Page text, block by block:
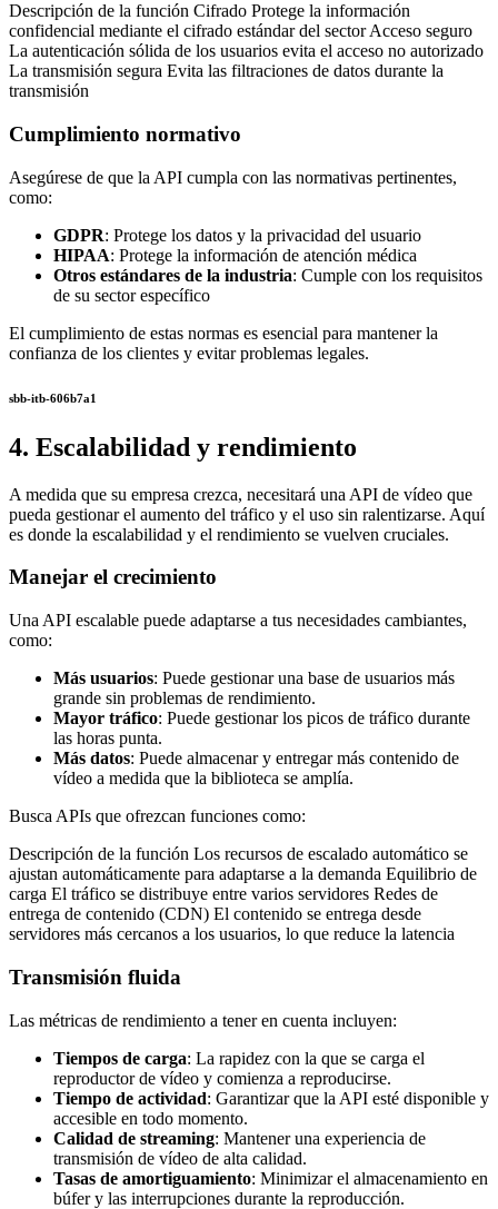
Descripción de la función Cifrado Protege la información
confidencial mediante el cifrado estándar del sector Acceso seguro
La autenticación sólida de los usuarios evita el acceso no autorizado
La transmisión segura Evita las filtraciones de datos durante la
transmisión
Cumplimiento normativo
Asegúrese de que la API cumpla con las normativas pertinentes,
como:
GDPR: Protege los datos y la privacidad del usuario
HIPAA: Protege la información de atención médica
Otros estándares de la industria: Cumple con los requisitos
de su sector específico
El cumplimiento de estas normas es esencial para mantener la
confianza de los clientes y evitar problemas legales.
sbb-itb-606b7a1
4. Escalabilidad y rendimiento
A medida que su empresa crezca, necesitará una API de vídeo que
pueda gestionar el aumento del tráfico y el uso sin ralentizarse. Aquí
es donde la escalabilidad y el rendimiento se vuelven cruciales.
Manejar el crecimiento
Una API escalable puede adaptarse a tus necesidades cambiantes,
como:
Más usuarios: Puede gestionar una base de usuarios más
grande sin problemas de rendimiento.
Mayor tráfico: Puede gestionar los picos de tráfico durante
las horas punta.
Más datos: Puede almacenar y entregar más contenido de
vídeo a medida que la biblioteca se amplía.
Busca APIs que ofrezcan funciones como:
Descripción de la función Los recursos de escalado automático se
ajustan automáticamente para adaptarse a la demanda Equilibrio de
carga El tráfico se distribuye entre varios servidores Redes de
entrega de contenido (CDN) El contenido se entrega desde
servidores más cercanos a los usuarios, lo que reduce la latencia
Transmisión fluida
Las métricas de rendimiento a tener en cuenta incluyen:
Tiempos de carga: La rapidez con la que se carga el
reproductor de vídeo y comienza a reproducirse.
Tiempo de actividad: Garantizar que la API esté disponible y
accesible en todo momento.
Calidad de streaming: Mantener una experiencia de
transmisión de vídeo de alta calidad.
Tasas de amortiguamiento: Minimizar el almacenamiento en
búfer y las interrupciones durante la reproducción.